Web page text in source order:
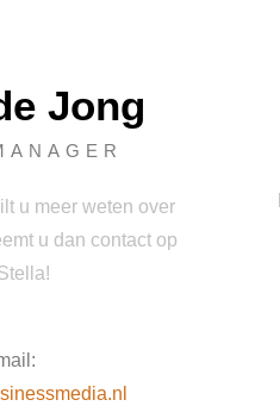
Jong
u meer weten over
u dan contact op